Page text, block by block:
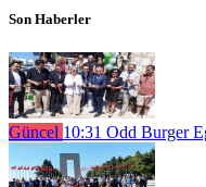
Son Haberler
Güncel 10:31 Odd Burger